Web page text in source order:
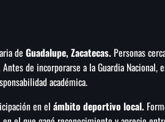
de Guadalupe, Zacatecas. Personas
Antes de incorporarse a la Guardia Nacional,
académica.
en el ámbito deportivo local.